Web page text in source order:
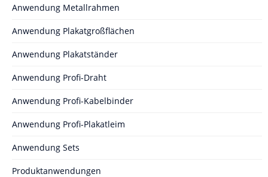
Anwendung Metallrahmen
Anwendung Plakatgroßflächen
Anwendung Plakatständer
Anwendung Profi-Draht
Anwendung Profi-Kabelbinder
Anwendung Profi-Plakatleim
Anwendung Sets
Produktanwendungen